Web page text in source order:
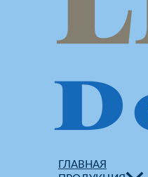
ГЛАВНАЯ